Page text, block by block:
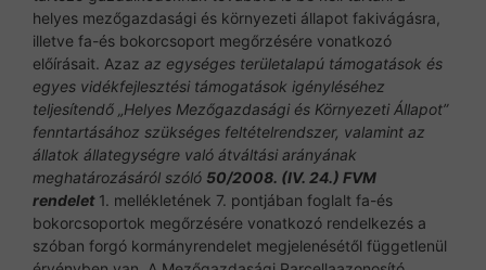
helyes mezőgazdasági és környezeti állapot fakivágásra,
illetve fa-és bokorcsoport megőrzésére vonatkozó
előírásait. Azaz az egységes területalapú támogatások és
egyes vidékfejlesztési támogatások igényléséhez
teljesítendő „Helyes Mezőgazdasági és Környezeti Állapot”
fenntartásához szükséges feltételrendszer, valamint az
állatok állategységre való átváltási arányának
meghatározásáról szóló 50/2008. (IV. 24.) FVM
rendelet1. mellékletének 7. pontjában foglalt fa-és
bokorcsoportok megőrzésére vonatkozó rendelkezés a
szóban forgó kormányrendelet megjelenésétől függetlenül